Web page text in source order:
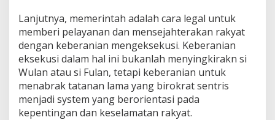
Lanjutnya, memerintah adalah cara legal untuk
memberi pelayanan dan mensejahterakan rakyat
dengan keberanian mengeksekusi. Keberanian
eksekusi dalam hal ini bukanlah menyingkirakn si
Wulan atau si Fulan, tetapi keberanian untuk
menabrak tatanan lama yang birokrat sentris
menjadi system yang berorientasi pada
kepentingan dan keselamatan rakyat.